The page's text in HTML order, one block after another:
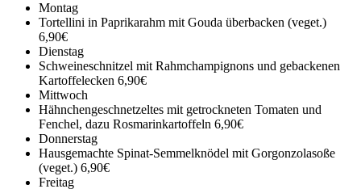
Montag
Tortellini in Paprikarahm mit Gouda überbacken (veget.)
6,90€
Dienstag
Schweineschnitzel mit Rahmchampignons und gebackenen
Kartoffelecken 6,90€
Mittwoch
Hähnchengeschnetzeltes mit getrockneten Tomaten und
Fenchel, dazu Rosmarinkartoffeln 6,90€
Donnerstag
Hausgemachte Spinat-Semmelknödel mit Gorgonzolasoße
(veget.) 6,90€
Freitag